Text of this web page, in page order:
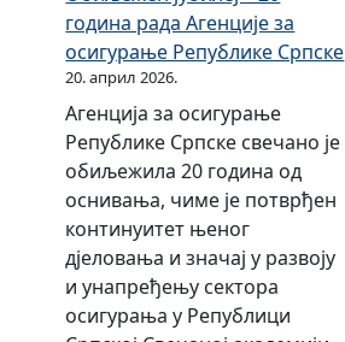
у
.
г
о
д
и
н
и
к
е
у
0
2
0
.
г
о
д
и
к
е
С
р
п
с
к
е
з
а
2
к
е
у
2
0
1
9
.
г
о
д
г
ф
о
д
а
Р
е
п
у
б
л
ш
т
и
т
н
о
г
ф
о
н
д
година рада Агенције за
осигурање Републике Српске
20. април 2026.
Агенција за осигурање
Републике Српске свечано је
обиљежила 20 година од
оснивања, чиме је потврђен
континуитет њеног
дјеловања и значај у развоју
и унапређењу сектора
осигурања у Републици